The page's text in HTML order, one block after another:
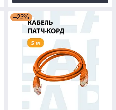
–23%